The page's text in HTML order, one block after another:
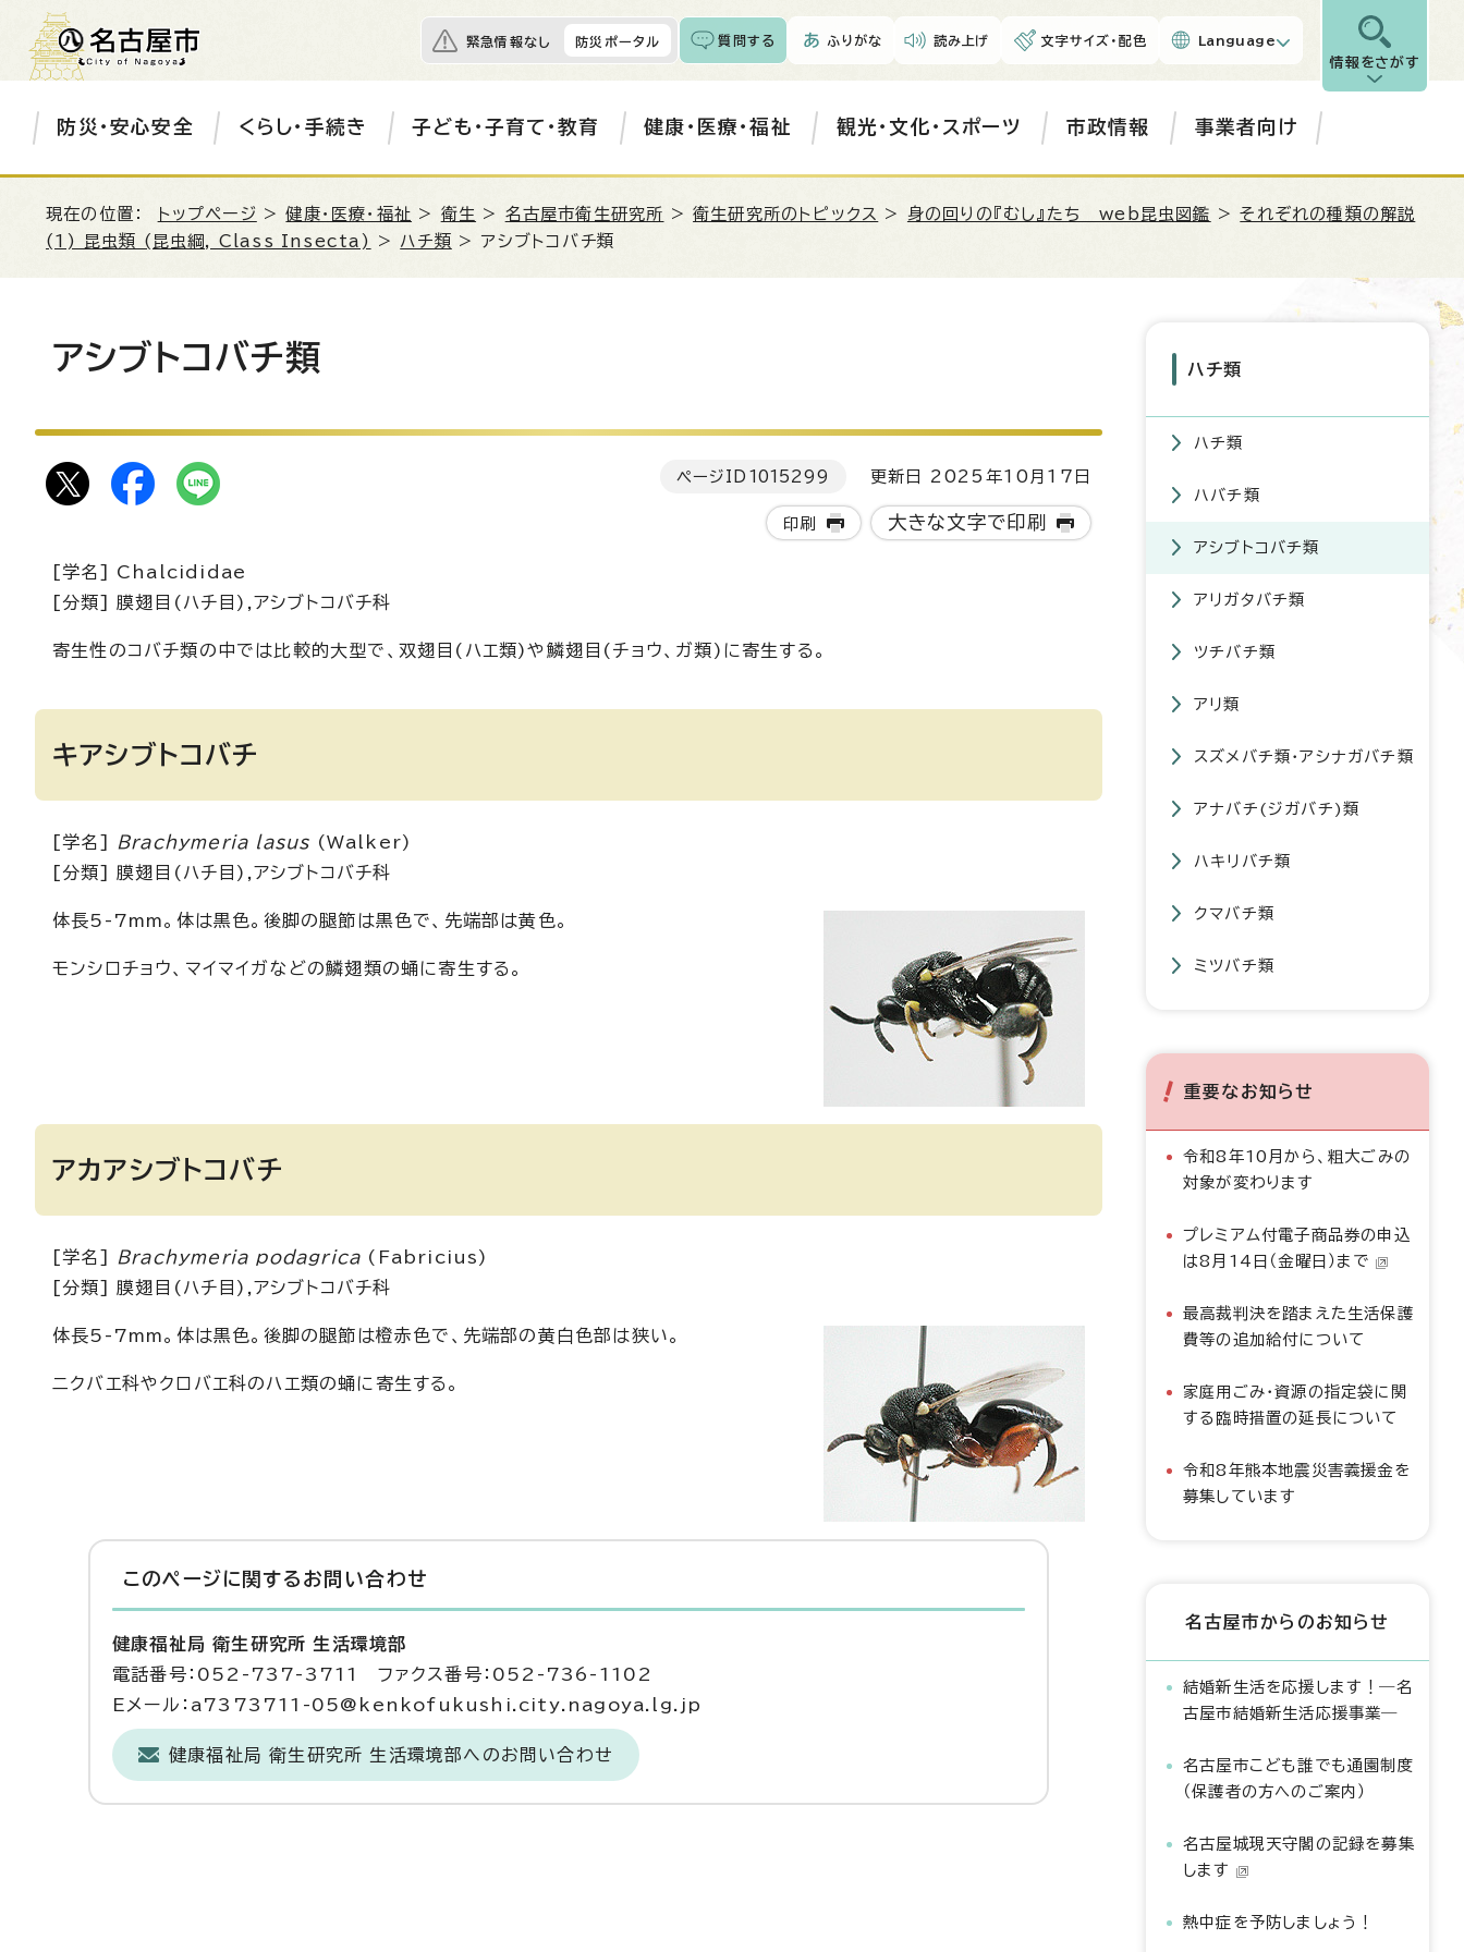
緊急情報なし 防災ポータル 質問する ふりがな 読み上げ 文字サイズ・配色 Language
情報をさがす
防災・安心安全 くらし・手続き 子ども・子育て・教育 健康・医療・福祉 観光・文化・スポーツ 市政情報 事業者向け
現在の位置： トップページ >健康・医療・福祉 > 衛生 > 名古屋市衛生研究所 >衛生研究所のトピックス > 身の回りの『むし』たち web昆虫図鑑 >それぞれの種類の解説
(1) 昆虫類 (昆虫綱, Class Insecta)
> ハチ類 > アシブトコバチ類
アシブトコバチ類
ページID 1015299 更新日 2025年10月17日
印刷 大きな文字で印刷
[学名] Chalcididae
[分類] 膜翅目(ハチ目),アシブトコバチ科
寄生性のコバチ類の中では比較的大型で、双翅目(ハエ類)や鱗翅目(チョウ、ガ類)に寄生する。
キアシブトコバチ
[学名] Brachymeria lasus (Walker)
[分類] 膜翅目(ハチ目),アシブトコバチ科
体長5-7mm。体は黒色。後脚の腿節は黒色で、先端部は黄色。
モンシロチョウ、マイマイガなどの鱗翅類の蛹に寄生する。
アカアシブトコバチ
[学名] Brachymeria podagrica (Fabricius)
[分類] 膜翅目(ハチ目),アシブトコバチ科
体長5-7mm。体は黒色。後脚の腿節は橙赤色で、先端部の黄白色部は狭い。
ニクバエ科やクロバエ科のハエ類の蛹に寄生する。
このページに関する お問い合わせ
健康福祉局 衛生研究所 生活環境部
電話番号：052-737-3711 ファクス番号：052-736-1102
Eメール：a7373711-05@kenkofukushi.city.nagoya.lg.jp
健康福祉局 衛生研究所 生活環境部へのお問い合わせ
ハチ類
ハチ類
ハバチ類
アシブトコバチ類
アリガタバチ類
ツチバチ類
アリ類
スズメバチ類・アシナガバチ類
アナバチ(ジガバチ)類
ハキリバチ類
クマバチ類
ミツバチ類
重要なお知らせ
令和8年10月から、粗大ごみの
対象が変わります
プレミアム付電子商品券の申込
は8月14日（金曜日）まで
最高裁判決を踏まえた生活保護
費等の追加給付について
家庭用ごみ・資源の指定袋に関
する臨時措置の延長について
令和8年熊本地震災害義援金を
募集しています
名古屋市からのお知らせ
結婚新生活を応援します！―名
古屋市結婚新生活応援事業―
名古屋市こども誰でも通園制度
（保護者の方へのご案内）
名古屋城現天守閣の記録を募集
します
熱中症を予防しましょう！